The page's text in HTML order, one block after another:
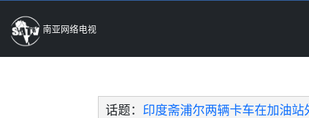
南亚网络电视
话题： 印度斋浦尔两辆卡车在加油